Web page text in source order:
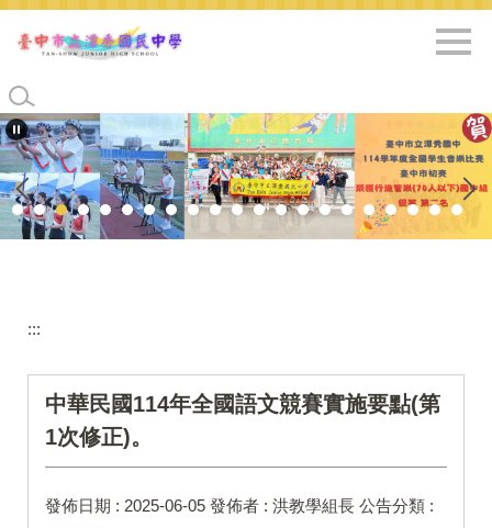
跳
到
要
內
容
區
:::
中華民國114年全國語文競賽實施要點(第
1次修正)。
發佈日期 : 2025-06-05 發佈者 : 洪教學組長 公告分類 :